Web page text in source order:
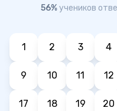
56%учеников
1 2 3 4
9 10 11 12
17 18 19 20